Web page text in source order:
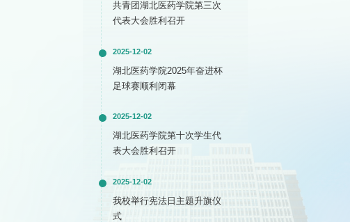
共青团湖北医药学院第三次
代表大会胜利召开
2025-12-02
湖北医药学院2025年奋进杯
足球赛顺利闭幕
2025-12-02
湖北医药学院第十次学生代
表大会胜利召开
2025-12-02
我校举行宪法日主题升旗仪
式